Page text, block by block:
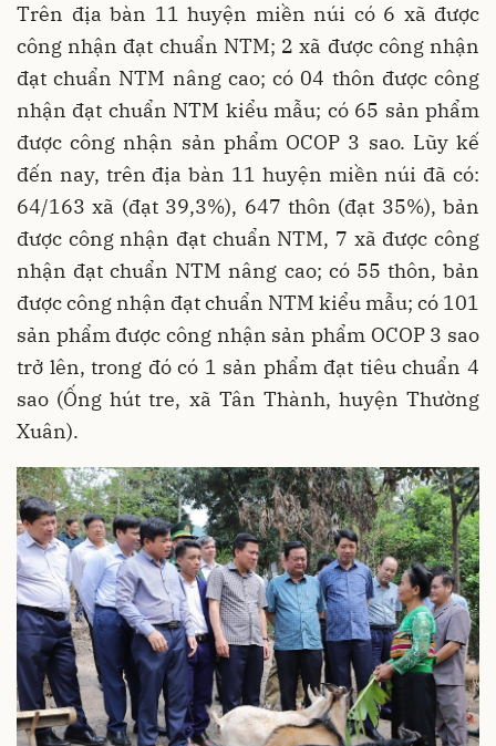
Trên địa bàn 11 huyện miền núi có 6 xã được
công nhận đạt chuẩn NTM; 2 xã được công nhận
đạt chuẩn NTM nâng cao; có 04 thôn được công
nhận đạt chuẩn NTM kiểu mẫu; có 65 sản phẩm
được công nhận sản phẩm OCOP 3 sao. Lũy kế
đến nay, trên địa bàn 11 huyện miền núi đã có:
64/163 xã (đạt 39,3%), 647 thôn (đạt 35%), bản
được công nhận đạt chuẩn NTM, 7 xã được công
nhận đạt chuẩn NTM nâng cao; có 55 thôn, bản
được công nhận đạt chuẩn NTM kiểu mẫu; có 101
sản phẩm được công nhận sản phẩm OCOP 3 sao
trở lên, trong đó có 1 sản phẩm đạt tiêu chuẩn 4
sao (Ống hút tre, xã Tân Thành, huyện Thường
Xuân).